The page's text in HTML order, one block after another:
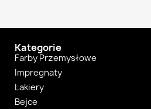
Kategorie
Farby Przemysłowe
Impregnaty
Lakiery
Bejce